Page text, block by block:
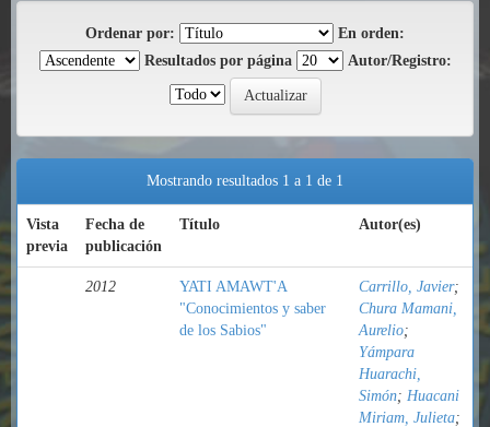
Ordenar por:
En orden:
Resultados por página
Autor/Registro:
Mostrando resultados 1 a 1 de 1
Vista
previa
Fecha de
publicación
Título Autor(es)
2012
YATI AMAWT'A
"Conocimientos y saber
de los Sabios"
Carrillo, Javier;
Chura Mamani,
Aurelio;
Yámpara
Huarachi,
Simón; Huacani
Miriam, Julieta;